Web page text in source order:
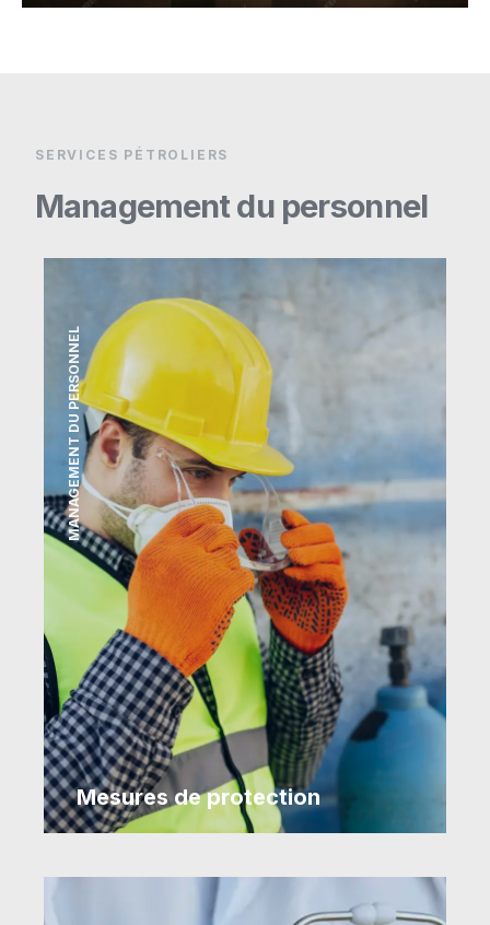
SERVICES PÉTROLIERS
Management du personnel
MANAGEMENT DU PERSONNEL
Mesures de protection